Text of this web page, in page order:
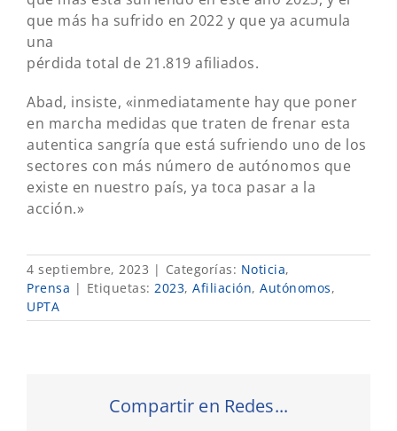
que más ha sufrido en 2022 y que ya acumula
una
pérdida total de 21.819 afiliados.
Abad, insiste, «inmediatamente hay que poner
en marcha medidas que traten de frenar esta
autentica sangría que está sufriendo uno de los
sectores con más número de autónomos que
existe en nuestro país, ya toca pasar a la
acción.»
4 septiembre, 2023 | Categorías: Noticia,
Prensa | Etiquetas: 2023, Afiliación, Autónomos,
UPTA
Compartir en Redes...